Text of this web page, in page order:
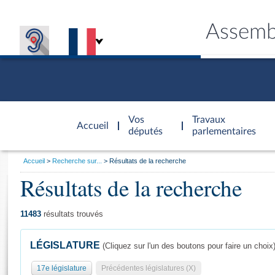
Accueil
d'accueil
Vos
députés
Travaux
parlementaires
Général
Vous
Accueil Recherche sur... Résultats de la recherche
Résultats de la recherche
11483 résultats trouvés
LÉGISLATURE (Cliquez sur l'un des boutons pour faire un choix)
17e législature Précédentes législatures (X)